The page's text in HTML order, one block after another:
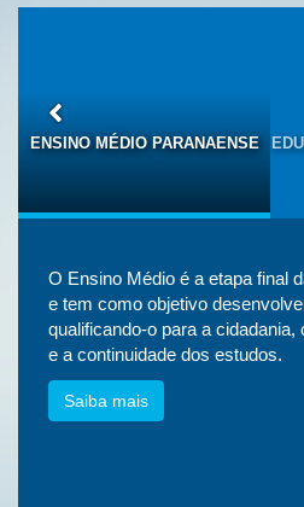
ENSINO MÉDIO PARANAENSE
O Ensino Médio é a etapa final
e tem como objetivo
qualificando-o para a cidadania,
e a continuidade dos estudos.
Saiba mais